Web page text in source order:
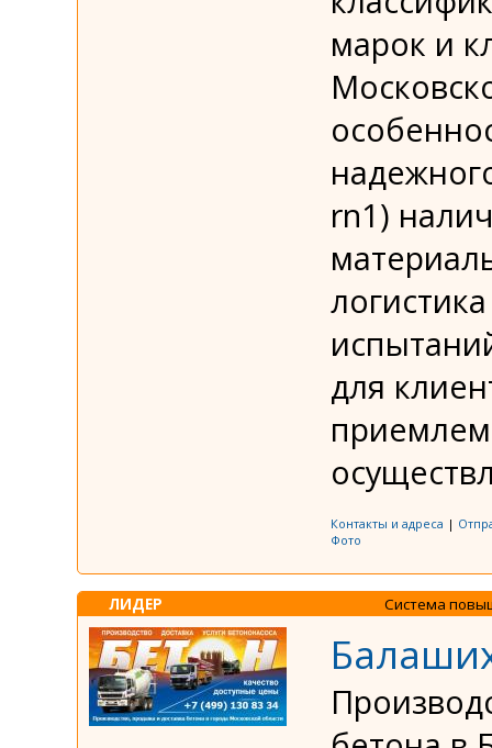
марок и
rn1)
для
Контакты и адреса |
Фото
ЛИДЕР Система